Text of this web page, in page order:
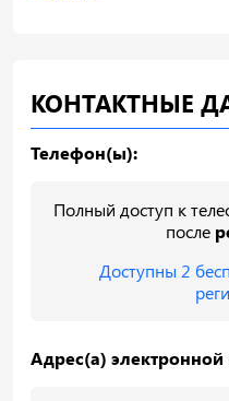
КОНТАКТНЫЕ
Телефон(ы):
Полный доступ к
после
Доступны 2
Адрес(а)